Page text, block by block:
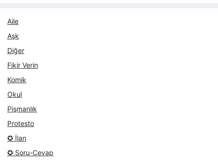
Aile
Aşk
Diğer
Fikir Verin
Komik
Okul
Pişmanlık
Protesto
✪ İlan
✪ Soru-Cevap